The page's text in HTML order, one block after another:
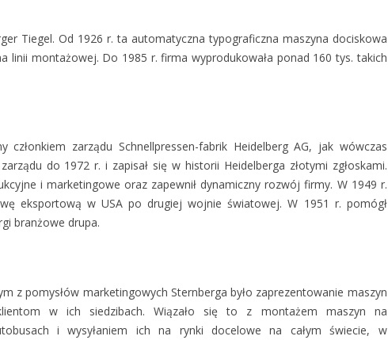
Tiegel. Od 1926 r. ta automatyczna typograficzna maszyna dociskowa
linii montażowej. Do 1985 r. firma wyprodukowała ponad 160 tys. takich
członkiem zarządu Schnellpressen-fabrik Heidelberg AG, jak wówczas
do 1972 r. i zapisał się w historii Heidelberga złotymi zgłoskami.
i marketingowe oraz zapewnił dynamiczny rozwój firmy. W 1949 r.
eksportową w USA po drugiej wojnie światowej. W 1951 r. pomógł
branżowe drupa.
z pomysłów marketingowych Sternberga było zaprezentowanie maszyn
w ich siedzibach. Wiązało się to z montażem maszyn na
i wysyłaniem ich na rynki docelowe na całym świecie, w